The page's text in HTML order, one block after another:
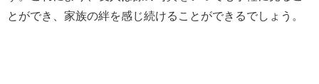
とができ、家族の絆を感じ続けることができるでしょう。